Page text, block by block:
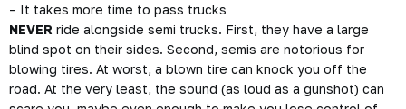
– It takes more time to pass trucks
NEVER ride alongside semi trucks. First, they have a large
blind spot on their sides. Second, semis are notorious for
blowing tires. At worst, a blown tire can knock you off the
road. At the very least, the sound (as loud as a gunshot) can